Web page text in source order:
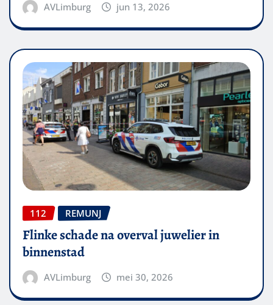
AVLimburg jun 13, 2026
112 REMUNJ
Flinke schade na overval juwelier in
binnenstad
AVLimburg mei 30, 2026